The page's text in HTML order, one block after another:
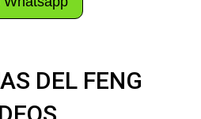
DEL FENG